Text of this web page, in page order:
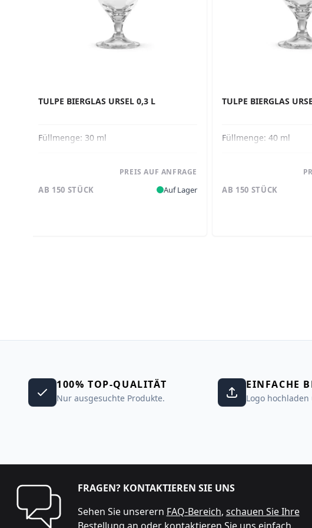
TULPE BIERGLAS URSEL 0,3 L
Füllmenge: 30 ml
PREIS AUF ANFRAGE
AB 150 STÜCK Auf Lager
TULPE BIERGLAS
Füllmenge: 40 ml
AB 150 STÜCK
100% TOP-QUALITÄT
Nur ausgesuchte Produkte.
EINFACHE
Logo
FRAGEN? KONTAKTIEREN SIE UNS
Sehen Sie unserern FAQ-Bereich, schauen Sie Ihre